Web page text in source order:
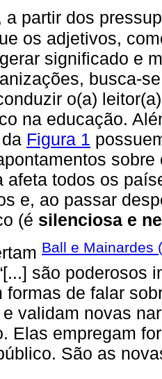
a partir dos
os adjetivos,
significado e
busca-
o(a)
na educação.
Figura 1
afeta todos os
e, ao passar
(é silenciosa e
Ball e Mainardes
são poderosos
formas de falar
validam novas
Elas empregam
São as